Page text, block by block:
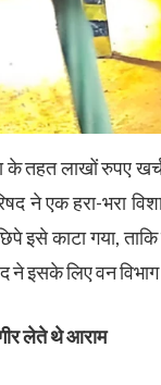
के तहत लाखों रुपए
ने एक हरा-भरा
इसे काटा गया,
ने इसके लिए वन
लेते थे आराम